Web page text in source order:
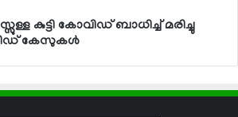
കുട്ടി കോവിഡ് ബാധിച്ച് മരിച്ചു
കേസുകള്‍